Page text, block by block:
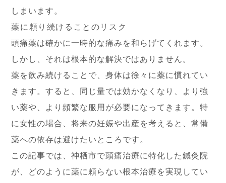
しまいます。
薬に頼り続けることのリスク
頭痛薬は確かに一時的な痛みを和らげてくれます。
しかし、それは根本的な解決ではありません。
薬を飲み続けることで、身体は徐々に薬に慣れてい
きます。すると、同じ量では効かなくなり、より強
い薬や、より頻繁な服用が必要になってきます。特
に女性の場合、将来の妊娠や出産を考えると、常備
薬への依存は避けたいところです。
この記事では、神栖市で頭痛治療に特化した鍼灸院
が、どのように薬に頼らない根本治療を実現してい